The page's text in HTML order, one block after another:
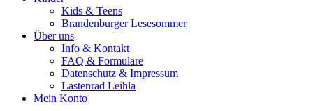
Kids & Teens
Brandenburger Lesesommer
Über uns
Info & Kontakt
FAQ & Formulare
Datenschutz & Impressum
Lastenrad Leihla
Mein Konto